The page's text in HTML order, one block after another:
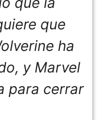
que
ha
y Marvel
para cerrar